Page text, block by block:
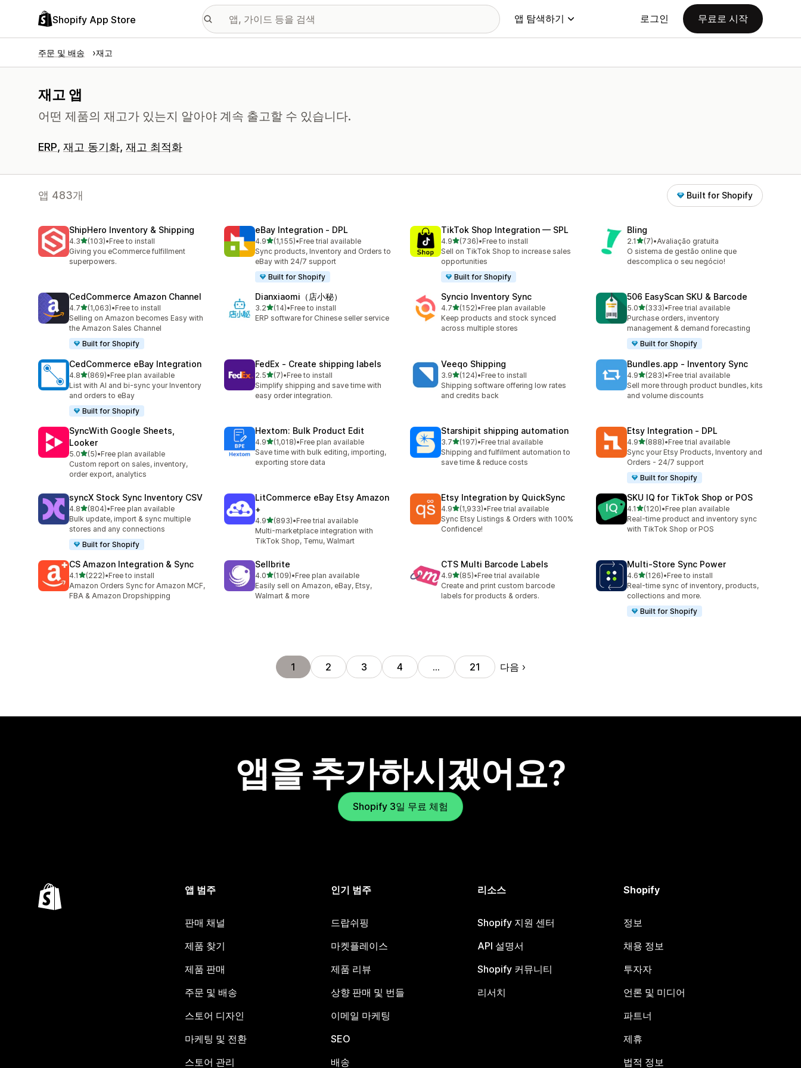
Shopify App Store 앱 탐색하기 로그인 무료로 시작
주문 및 배송 재고
재고 앱
어떤 제품의 재고가 있는지 알아야 계속 출고할 수 있습니다.
ERP 재고 동기화 재고 최적화
앱 483개 Built for Shopify
ShipHero Inventory & Shipping
4.3별 5개 중
(103)
총 리뷰 103개
•Free to install
Giving you eCommerce fulfillment
superpowers.
eBay Integration ‑ DPL
4.9별 5개 중
(1,155)
총 리뷰 1155개
•Free trial available
Sync products, Inventory and Orders to
eBay with 24/7 support
Built for Shopify
TikTok Shop Integration — SPL
4.9별 5개 중
(736)
총 리뷰 736개
•Free to install
Sell on TikTok Shop to increase sales
opportunities
Built for Shopify
Bling
2.1별 5개 중
(7)
총 리뷰 7개
•Avaliação gratuita
O sistema de gestão online que
descomplica o seu negócio!
CedCommerce Amazon Channel
4.7별 5개 중
(1,063)
총 리뷰 1063개
•Free to install
Selling on Amazon becomes Easy with
the Amazon Sales Channel
Built for Shopify
Dianxiaomi（店小秘）
3.2별 5개 중
(14)
총 리뷰 14개
•Free to install
ERP software for Chinese seller service
Syncio Inventory Sync
4.7별 5개 중
(152)
총 리뷰 152개
•Free plan available
Keep products and stock synced
across multiple stores
506 EasyScan SKU & Barcode
5.0별 5개 중
(333)
총 리뷰 333개
•Free trial available
Purchase orders, inventory
management & demand forecasting
Built for Shopify
CedCommerce eBay Integration
4.8별 5개 중
(869)
총 리뷰 869개
•Free plan available
List with AI and bi-sync your Inventory
and orders to eBay
Built for Shopify
FedEx ‑ Create shipping labels
2.5별 5개 중
(7)
총 리뷰 7개
•Free to install
Simplify shipping and save time with
easy order integration.
Veeqo Shipping
3.9별 5개 중
(124)
총 리뷰 124개
•Free to install
Shipping software offering low rates
and credits back
Bundles.app ‑ Inventory Sync
4.9별 5개 중
(283)
총 리뷰 283개
•Free trial available
Sell more through product bundles, kits
and volume discounts
SyncWith Google Sheets,
Looker
5.0별 5개 중
(5)
총 리뷰 5개
•Free plan available
Custom report on sales, inventory,
order export, analytics
Hextom: Bulk Product Edit
4.9별 5개 중
(1,018)
총 리뷰 1018개
•Free plan available
Save time with bulk editing, importing,
exporting store data
Starshipit shipping automation
3.7별 5개 중
(197)
총 리뷰 197개
•Free trial available
Shipping and fulfilment automation to
save time & reduce costs
Etsy Integration ‑ DPL
4.9별 5개 중
(888)
총 리뷰 888개
•Free trial available
Sync your Etsy Products, Inventory and
Orders - 24/7 support
Built for Shopify
syncX Stock Sync Inventory CSV
4.8별 5개 중
(804)
총 리뷰 804개
•Free plan available
Bulk update, import & sync multiple
stores and any connections
Built for Shopify
LitCommerce eBay Etsy Amazon
+
4.9별 5개 중
(893)
총 리뷰 893개
•Free trial available
Multi-marketplace integration with
TikTok Shop, Temu, Walmart
Etsy Integration by QuickSync
4.9별 5개 중
(1,933)
총 리뷰 1933개
•Free trial available
Sync Etsy Listings & Orders with 100%
Confidence!
SKU IQ for TikTok Shop or POS
4.1별 5개 중
(120)
총 리뷰 120개
•Free plan available
Real-time product and inventory sync
with TikTok Shop or POS
CS Amazon Integration & Sync
4.1별 5개 중
(222)
총 리뷰 222개
•Free to install
Amazon Orders Sync for Amazon MCF,
FBA & Amazon Dropshipping
Sellbrite
4.0별 5개 중
(109)
총 리뷰 109개
•Free plan available
Easily sell on Amazon, eBay, Etsy,
Walmart & more
CTS Multi Barcode Labels
4.9별 5개 중
(85)
총 리뷰 85개
•Free trial available
Create and print custom barcode
labels for products & orders.
Multi‑Store Sync Power
4.6별 5개 중
(126)
총 리뷰 126개
•Free to install
Real-time sync of inventory, products,
collections and more.
Built for Shopify
1 2 3 4 … 21 다음
앱을 추가하시겠어요?
Shopify 3일 무료 체험
앱 범주
판매 채널
제품 찾기
제품 판매
주문 및 배송
스토어 디자인
마케팅 및 전환
스토어 관리
인기 범주
드랍쉬핑
마켓플레이스
제품 리뷰
상향 판매 및 번들
이메일 마케팅
SEO
배송
리소스
Shopify 지원 센터
API 설명서
Shopify 커뮤니티
리서치
Shopify
정보
채용 정보
투자자
언론 및 미디어
파트너
제휴
법적 정보